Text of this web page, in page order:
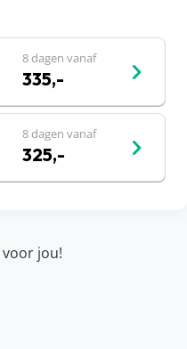
8 dagen vanaf
335,-
8 dagen vanaf
325,-
voor jou!